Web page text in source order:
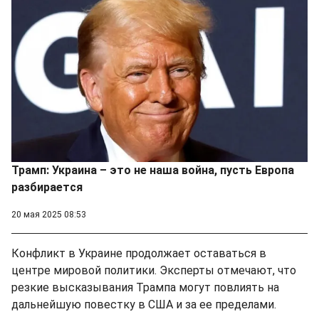
Трамп: Украина – это не наша война, пусть Европа
разбирается
20 мая 2025 08:53
Конфликт в Украине продолжает оставаться в
центре мировой политики. Эксперты отмечают, что
резкие высказывания Трампа могут повлиять на
дальнейшую повестку в США и за ее пределами.